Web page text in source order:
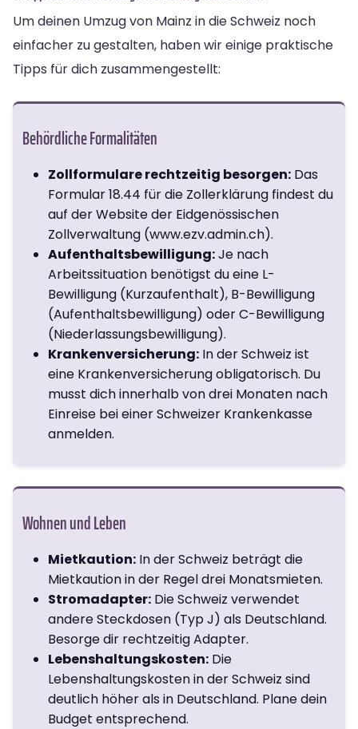
Um deinen Umzug von Mainz in die Schweiz noch
einfacher zu gestalten, haben wir einige praktische
Tipps für dich zusammengestellt:
Behördliche Formalitäten
Zollformulare rechtzeitig besorgen: Das
Formular 18.44 für die Zollerklärung findest du
auf der Website der Eidgenössischen
Zollverwaltung (www.ezv.admin.ch).
Aufenthaltsbewilligung:Je nach
Arbeitssituation benötigst du eine L-
Bewilligung (Kurzaufenthalt), B-Bewilligung
(Aufenthaltsbewilligung) oder C-Bewilligung
(Niederlassungsbewilligung).
Krankenversicherung: In der Schweiz ist
eine Krankenversicherung obligatorisch. Du
musst dich innerhalb von drei Monaten nach
Einreise bei einer Schweizer Krankenkasse
anmelden.
Wohnen und Leben
Mietkaution: In der Schweiz beträgt die
Mietkaution in der Regel drei Monatsmieten.
Stromadapter: Die Schweiz verwendet
andere Steckdosen (Typ J) als Deutschland.
Besorge dir rechtzeitig Adapter.
Lebenshaltungskosten: Die
Lebenshaltungskosten in der Schweiz sind
deutlich höher als in Deutschland. Plane dein
Budget entsprechend.